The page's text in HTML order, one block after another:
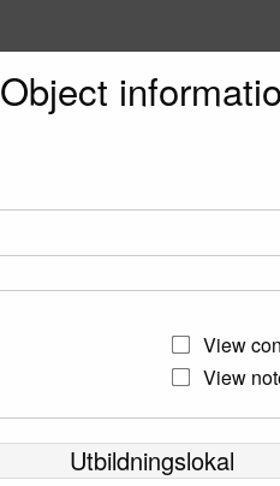
Object
View
View
Utbildningslokal